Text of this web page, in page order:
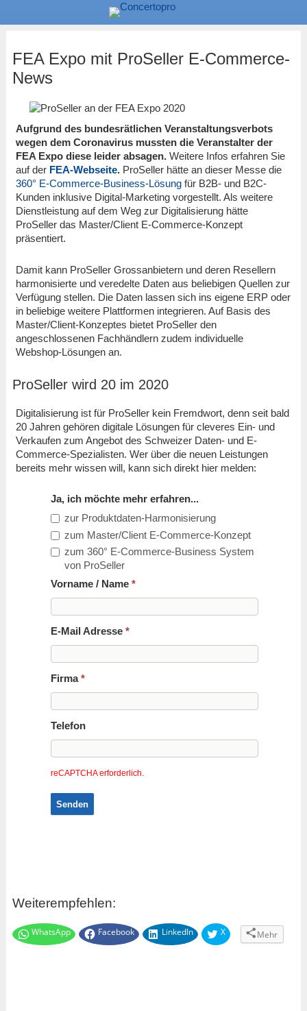
FEA Expo mit ProSeller E-Commerce-
News
Aufgrund des bundesrätlichen Veranstaltungsverbots
wegen dem Coronavirus mussten die Veranstalter der
FEA Expo diese leider absagen.Weitere Infos erfahren Sie
auf der FEA-Webseite. ProSeller hätte an dieser Messe die
360° E-Commerce-Business-Lösungfür B2B- und B2C-
Kunden inklusive Digital-Marketing vorgestellt. Als weitere
Dienstleistung auf dem Weg zur Digitalisierung hätte
ProSeller das Master/Client E-Commerce-Konzept
präsentiert.
Damit kann ProSeller Grossanbietern und deren Resellern
harmonisierte und veredelte Daten aus beliebigen Quellen zur
Verfügung stellen. Die Daten lassen sich ins eigene ERP oder
in beliebige weitere Plattformen integrieren. Auf Basis des
Master/Client-Konzeptes bietet ProSeller den
angeschlossenen Fachhändlern zudem individuelle
Webshop-Lösungen an.
ProSeller wird 20 im 2020
Digitalisierung ist für ProSeller kein Fremdwort, denn seit bald
20 Jahren gehören digitale Lösungen für cleveres Ein- und
Verkaufen zum Angebot des Schweizer Daten- und E-
Commerce-Spezialisten. Wer über die neuen Leistungen
bereits mehr wissen will, kann sich direkt hier melden:
Ja, ich möchte mehr erfahren...
zur Produktdaten-Harmonisierung
zum Master/Client E-Commerce-Konzept
zum 360° E-Commerce-Business System
von ProSeller
Vorname / Name*
E-Mail Adresse*
Firma*
Telefon
reCAPTCHA erforderlich.
Senden
Weiterempfehlen:
WhatsApp Facebook LinkedIn X Mehr